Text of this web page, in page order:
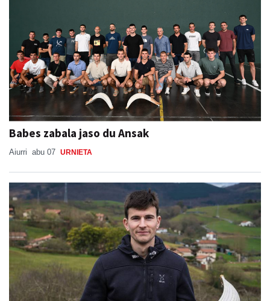
Babes zabala jaso du Ansak
Aiurri abu 07 URNIETA